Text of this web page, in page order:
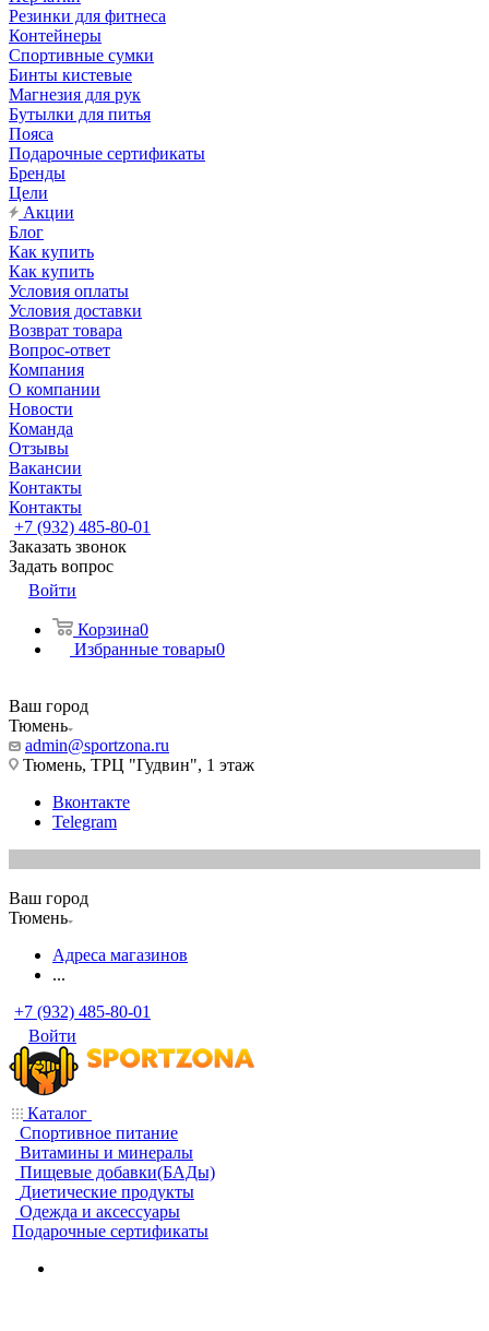
Резинки для фитнеса
Контейнеры
Спортивные сумки
Бинты кистевые
Магнезия для рук
Бутылки для питья
Пояса
Подарочные сертификаты
Бренды
Цели
Акции
Блог
Как купить
Как купить
Условия оплаты
Условия доставки
Возврат товара
Вопрос-ответ
Компания
О компании
Новости
Команда
Отзывы
Вакансии
Контакты
Контакты
+7 (932) 485-80-01
Заказать звонок
Задать вопрос
Войти
Корзина0
Избранные товары0
Ваш город
Тюмень
admin@sportzona.ru
Тюмень, ТРЦ "Гудвин", 1 этаж
Вконтакте
Telegram
Ваш город
Тюмень
Адреса магазинов
...
+7 (932) 485-80-01
Войти
Каталог
Спортивное питание
Витамины и минералы
Пищевые добавки(БАДы)
Диетические продукты
Одежда и аксессуары
Подарочные сертификаты